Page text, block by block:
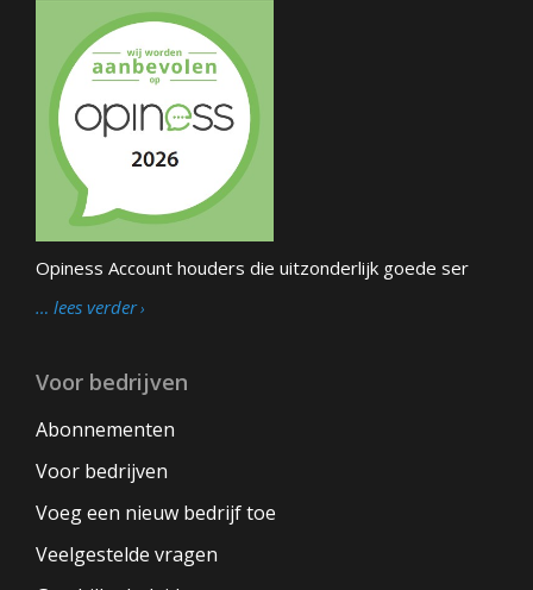
Opiness Account houders die uitzonderlijk goede ser
… lees verder
Voor bedrijven
Abonnementen
Voor bedrijven
Voeg een nieuw bedrijf toe
Veelgestelde vragen